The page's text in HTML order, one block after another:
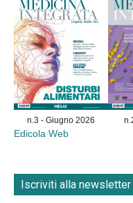
n.3 - Giugno 2026
Edicola Web
Iscriviti alla newsletter